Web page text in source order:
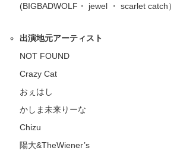
(BIGBADWOLF・ jewel ・ scarlet catch）
出演地元アーティスト
NOT FOUND
Crazy Cat
おぇはし
かしま未来りーな
Chizu
陽大&TheWiener’s